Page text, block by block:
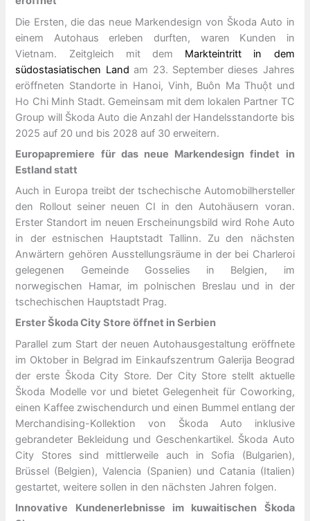
Die Ersten, die das neue Markendesign von Škoda Auto in
einem Autohaus erleben durften, waren Kunden in
Vietnam. Zeitgleich mit dem Markteintritt in dem
südostasiatischen Land am 23. September dieses Jahres
eröffneten Standorte in Hanoi, Vinh, Buôn Ma Thuột und
Ho Chi Minh Stadt. Gemeinsam mit dem lokalen Partner TC
Group will Škoda Auto die Anzahl der Handelsstandorte bis
2025 auf 20 und bis 2028 auf 30 erweitern.
Europapremiere für das neue Markendesign findet in
Estland statt
Auch in Europa treibt der tschechische Automobilhersteller
den Rollout seiner neuen CI in den Autohäusern voran.
Erster Standort im neuen Erscheinungsbild wird Rohe Auto
in der estnischen Hauptstadt Tallinn. Zu den nächsten
Anwärtern gehören Ausstellungsräume in der bei Charleroi
gelegenen Gemeinde Gosselies in Belgien, im
norwegischen Hamar, im polnischen Breslau und in der
tschechischen Hauptstadt Prag.
Erster Škoda City Store öffnet in Serbien
Parallel zum Start der neuen Autohausgestaltung eröffnete
im Oktober in Belgrad im Einkaufszentrum Galerija Beograd
der erste Škoda City Store. Der City Store stellt aktuelle
Škoda Modelle vor und bietet Gelegenheit für Coworking,
einen Kaffee zwischendurch und einen Bummel entlang der
Merchandising-Kollektion von Škoda Auto inklusive
gebrandeter Bekleidung und Geschenkartikel. Škoda Auto
City Stores sind mittlerweile auch in Sofia (Bulgarien),
Brüssel (Belgien), Valencia (Spanien) und Catania (Italien)
gestartet, weitere sollen in den nächsten Jahren folgen.
Innovative Kundenerlebnisse im kuwaitischen Škoda